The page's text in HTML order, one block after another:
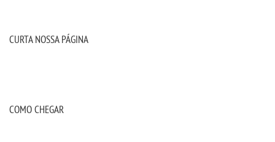
CURTA NOSSA PÁGINA
COMO CHEGAR